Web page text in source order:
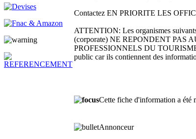
Contactez EN PRIORITE LES
ATTENTION: Les organismes
(corporate) NE REPONDENT PAS
PROFESSIONNELS DU TOURISME.
public car ils contiennent des
Cette fiche d'information a été
Annonceur